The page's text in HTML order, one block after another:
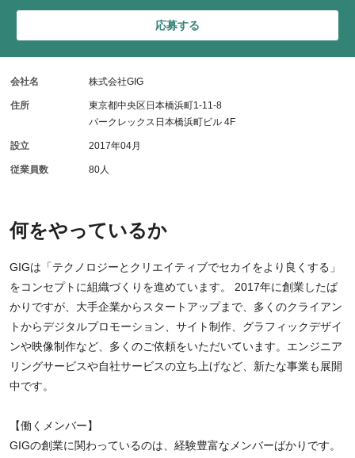
何をやっているか
GIGは「テクノロジーとクリエイティブでセカイをより良くする」
をコンセプトに組織づくりを進めています。 2017年に創業したば
かりですが、大手企業からスタートアップまで、多くのクライアン
トからデジタルプロモーション、サイト制作、グラフィックデザイ
ンや映像制作など、多くのご依頼をいただいています。エンジニア
リングサービスや自社サービスの立ち上げなど、新たな事業も展開
中です。
【働くメンバー】
GIGの創業に関わっているのは、経験豊富なメンバーばかりです。
応募する
会社名 株式会社GIG
住所
東京都中央区日本橋浜町1-11-8
パークレックス日本橋浜町ビル 4F
設立 2017年04月
従業員数 80人